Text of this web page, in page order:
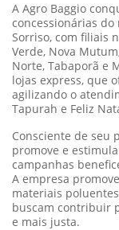
A Agro Baggio
concessionárias
Sorriso, com filiais
Verde, Nova
Norte, Tabaporã e
lojas express, que
agilizando o
Tapurah e Feliz
Consciente de seu
promove e
campanhas
A empresa
materiais
buscam contribuir
e mais justa.